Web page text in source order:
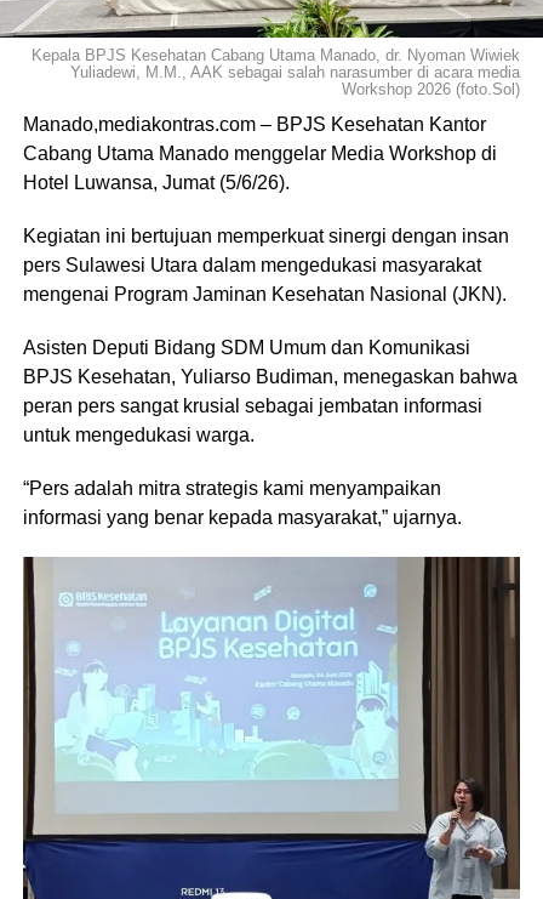
Kepala BPJS Kesehatan Cabang Utama Manado, dr. Nyoman Wiwiek
Yuliadewi, M.M., AAK sebagai salah narasumber di acara media
Workshop 2026 (foto.Sol)
Manado,mediakontras.com – BPJS Kesehatan Kantor
Cabang Utama Manado menggelar Media Workshop di
Hotel Luwansa, Jumat (5/6/26).
Kegiatan ini bertujuan memperkuat sinergi dengan insan
pers Sulawesi Utara dalam mengedukasi masyarakat
mengenai Program Jaminan Kesehatan Nasional (JKN).
Asisten Deputi Bidang SDM Umum dan Komunikasi
BPJS Kesehatan, Yuliarso Budiman, menegaskan bahwa
peran pers sangat krusial sebagai jembatan informasi
untuk mengedukasi warga.
“Pers adalah mitra strategis kami menyampaikan
informasi yang benar kepada masyarakat,” ujarnya.